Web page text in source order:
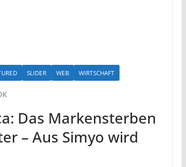
SLIDER WEB WIRTSCHAFT
Das Markensterben
– Aus Simyo wird